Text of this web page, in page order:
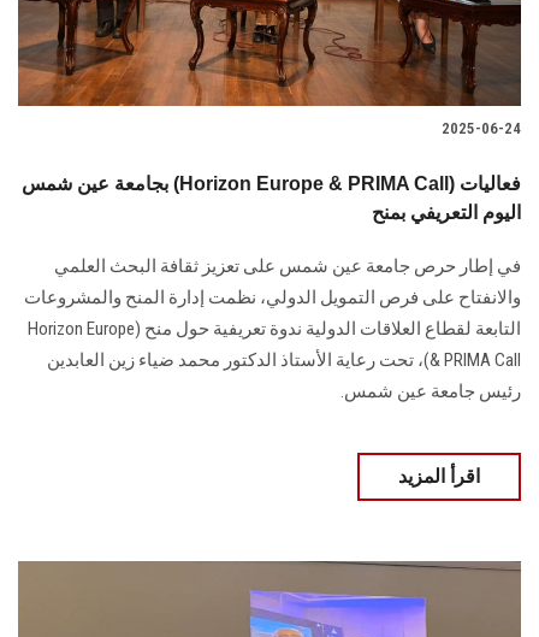
2025-06-24
بجامعة عين شمس (Horizon Europe & PRIMA Call) فعاليات
اليوم التعريفي بمنح
في إطار حرص جامعة عين شمس على تعزيز ثقافة البحث العلمي
والانفتاح على فرص التمويل الدولي، نظمت إدارة المنح والمشروعات
التابعة لقطاع العلاقات الدولية ندوة تعريفية حول منح (Horizon Europe
& PRIMA Call)، تحت رعاية الأستاذ الدكتور محمد ضياء زين العابدين
رئيس جامعة عين شمس.
اقرأ المزيد